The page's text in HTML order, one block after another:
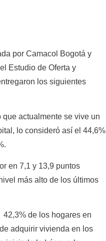
por Camacol Bogotá y
Estudio de Oferta y
los siguientes
actualmente se vive un
lo consideró así el 44,6%
en 7,1 y 13,9 puntos
más alto de los últimos
de los hogares en
adquirir vivienda en los